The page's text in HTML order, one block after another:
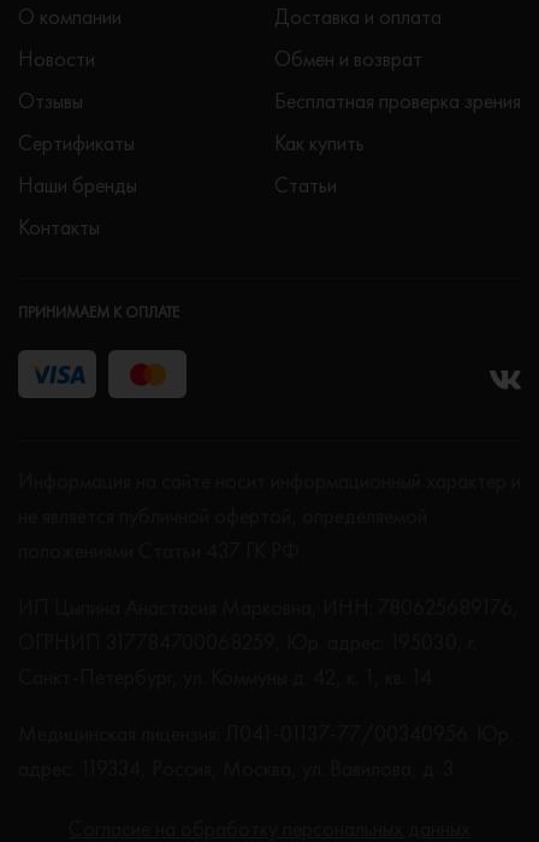
О компании
Новости
Отзывы
Сертификаты
Наши бренды
Контакты
Доставка и оплата
Обмен и возврат
Бесплатная проверка зрения
Как купить
Статьи
ПРИНИМАЕМ К ОПЛАТЕ